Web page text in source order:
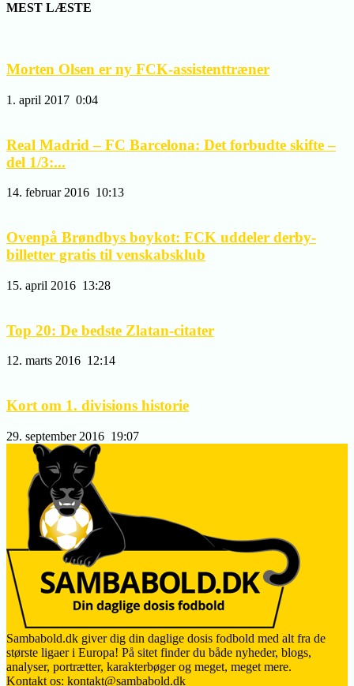
MEST LÆSTE
Morten Olsen er ny FCK-assistenttræner
1. april 2017 0:04
Real Madrid – FC Barcelona: Det forbudte skifte –
del 1/3:...
14. februar 2016 10:13
Ovenpå Brøndbys boykot: FCK uddeler derby-
billetter gratis til venskabsklub
15. april 2016 13:28
Top 20: De bedste Zlatan-citater
12. marts 2016 12:14
Kort om 1. divisions historie
29. september 2016 19:07
Sambabold.dk giver dig din daglige dosis fodbold med alt fra de
største ligaer i Europa! På sitet finder du både nyheder, blogs,
analyser, portrætter, karakterbøger og meget, meget mere.
Kontakt os: kontakt@sambabold.dk